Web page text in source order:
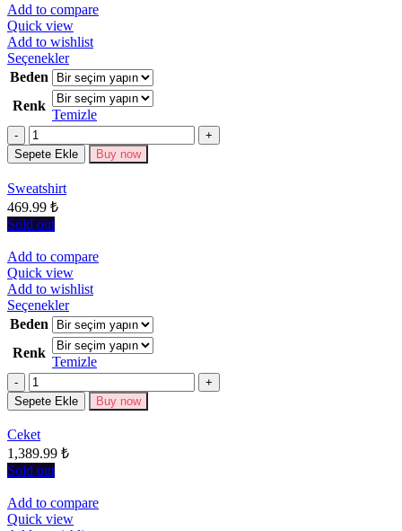
Add to compare
Quick view
Add to wishlist
SeçeneklerBu
ürünün
birden
fazla
varyasyonu
Seçenekler
Beden
Renk
Temizle
Miktar
Sepete Ekle Buy now
Sweatshirt
469.99 ₺
Sold out
Add to compare
Quick view
Add to wishlist
SeçeneklerBu
ürünün
birden
fazla
varyasyonu
Seçenekler
seçilebilir
Beden
Renk
Temizle
Miktar
Sepete Ekle Buy now
Ceket
1,389.99 ₺
Sold out
Add to compare
Quick view